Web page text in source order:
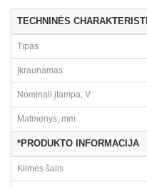
TECHNINĖS
Tipas
Įkraunamas
Nominali įtampa, V
Matmenys, mm
*PRODUKTO INFORMACIJA
Kilmės šalis